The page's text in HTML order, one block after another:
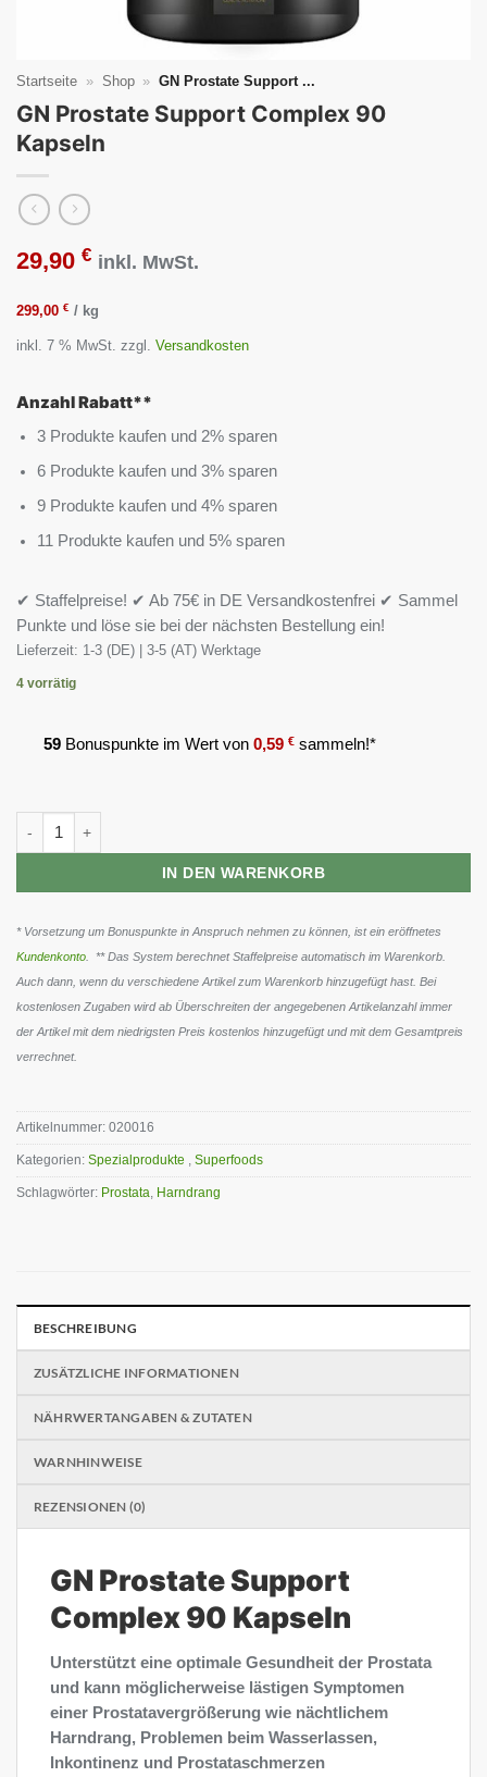
Startseite » Shop » GN Prostate Support ...
GN Prostate Support Complex 90
Kapseln
29,90 € inkl. MwSt.
299,00 € / kg
inkl. 7 % MwSt. zzgl. Versandkosten
Anzahl Rabatt**
3 Produkte kaufen und 2% sparen
6 Produkte kaufen und 3% sparen
9 Produkte kaufen und 4% sparen
11 Produkte kaufen und 5% sparen
✔ Staffelpreise! ✔ Ab 75€ in DE Versandkostenfrei ✔ Sammel
Punkte und löse sie bei der nächsten Bestellung ein!
Lieferzeit: 1-3 (DE) | 3-5 (AT) Werktage
4 vorrätig
59 Bonuspunkte im Wert von 0,59 € sammeln!*
GN Prostate Support Complex 90 Kapseln Menge
IN DEN WARENKORB
* Vorsetzung um Bonuspunkte in Anspruch nehmen zu können, ist ein eröffnetes
Kundenkonto . ** Das System berechnet Staffelpreise automatisch im Warenkorb.
Auch dann, wenn du verschiedene Artikel zum Warenkorb hinzugefügt hast. Bei
kostenlosen Zugaben wird ab Überschreiten der angegebenen Artikelanzahl immer
der Artikel mit dem niedrigsten Preis kostenlos hinzugefügt und mit dem Gesamtpreis
verrechnet.
Artikelnummer: 020016
Kategorien: Spezialprodukte , Superfoods
Schlagwörter: Prostata, Harndrang
BESCHREIBUNG
ZUSÄTZLICHE INFORMATIONEN
NÄHRWERTANGABEN & ZUTATEN
WARNHINWEISE
REZENSIONEN (0)
GN Prostate Support
Complex 90 Kapseln
Unterstützt eine optimale Gesundheit der Prostata
und kann möglicherweise lästigen Symptomen
einer Prostatavergrößerung wie nächtlichem
Harndrang, Problemen beim Wasserlassen,
Inkontinenz und Prostataschmerzen